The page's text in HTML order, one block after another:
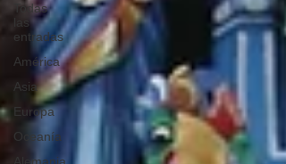
Todas
las
entradas
América
Asia
Europa
Oceanía